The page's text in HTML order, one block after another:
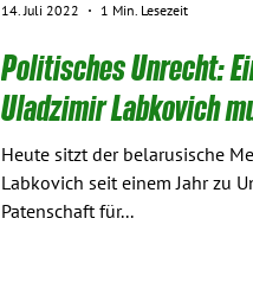
Politisches Unrecht:
Uladzimir Labkovich
Heute sitzt der belarusische
Labkovich seit einem Jahr zu
Patenschaft für...
14. Juli 2022 1 Min. Lesezeit